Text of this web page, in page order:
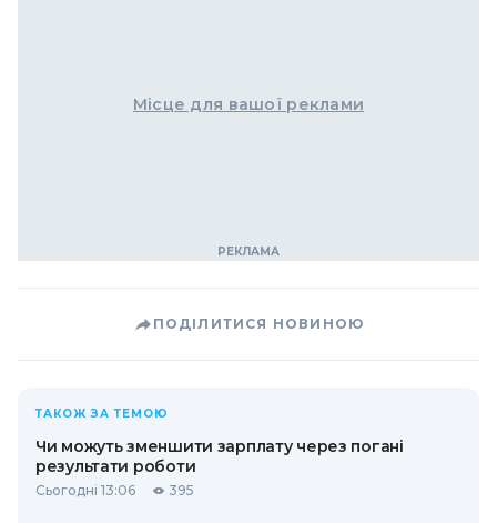
Місце для вашої реклами
ПОДІЛИТИСЯ НОВИНОЮ
ТАКОЖ ЗА ТЕМОЮ
Чи можуть зменшити зарплату через погані
результати роботи
Сьогодні 13:06 395